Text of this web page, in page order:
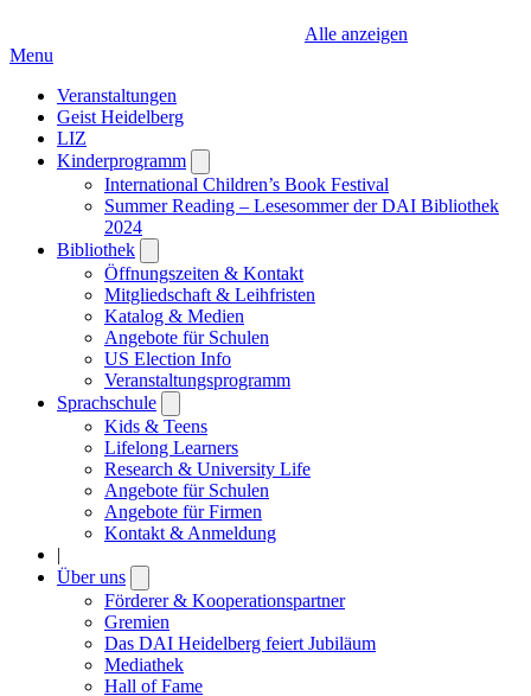
Alle anzeigen
Menu
Veranstaltungen
Geist Heidelberg
LIZ
Kinderprogramm
submenu
International Children’s Book Festival
Summer Reading – Lesesommer der DAI Bibliothek
2024
Bibliothek
submenu
Öffnungszeiten & Kontakt
Mitgliedschaft & Leihfristen
Katalog & Medien
Angebote für Schulen
US Election Info
Veranstaltungsprogramm
Sprachschule
submenu
Kids & Teens
Lifelong Learners
Research & University Life
Angebote für Schulen
Angebote für Firmen
Kontakt & Anmeldung
|
Über uns
submenu
Förderer & Kooperationspartner
Gremien
Das DAI Heidelberg feiert Jubiläum
Mediathek
Hall of Fame